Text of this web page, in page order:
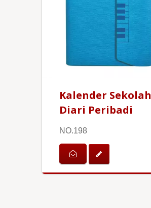
Kalender Sekolah
Diari Peribadi
NO.198